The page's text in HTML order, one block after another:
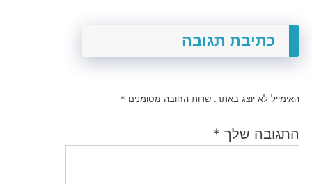
כתיבת תגובה
האימייל לא יוצג באתר. שדות החובה מסומנים *
התגובה שלך *